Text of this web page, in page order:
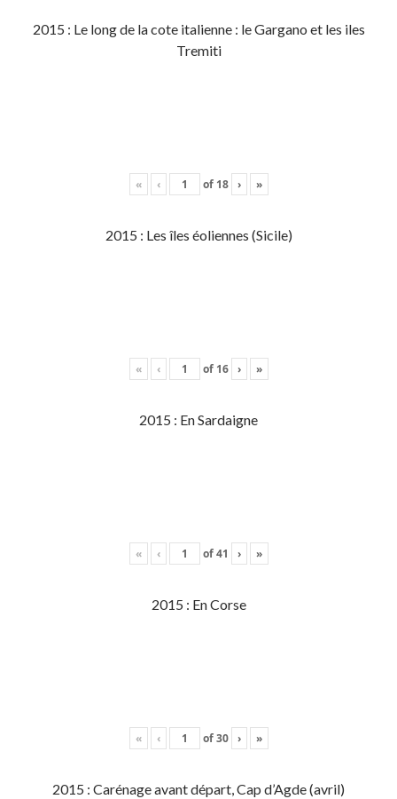
2015 : Le long de la cote italienne : le Gargano et les iles
Tremiti
« ‹ of 18 › »
2015 : Les îles éoliennes (Sicile)
« ‹ of 16 › »
2015 : En Sardaigne
« ‹ of41 › »
2015 : En Corse
« ‹ of30 › »
2015 : Carénage avant départ, Cap d’Agde (avril)